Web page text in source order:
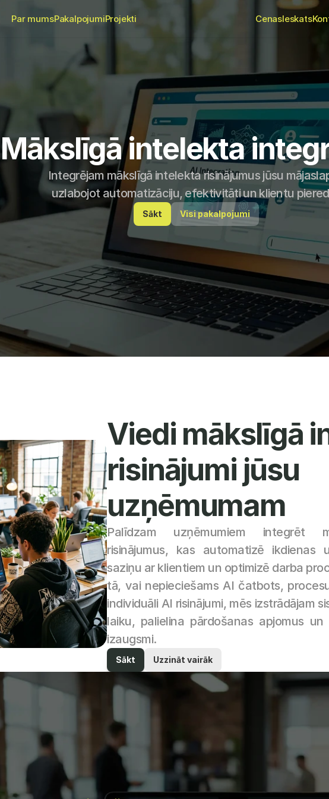
Par mumsPakalpojumiProjekti CenasIeskats
Mākslīgā intelekta
Integrējam mākslīgā intelekta risinājumus jūsu
uzlabojot automatizāciju, efektivitāti un klientu
Sākt Visi pakalpojumi
Viedi mākslīgā
risinājumi jūsu
uzņēmumam
Palīdzam uzņēmumiem integrēt
risinājumus, kas automatizē ikdienas
saziņu ar klientiem un optimizē darba
tā, vai nepieciešams AI čatbots,
individuāli AI risinājumi, mēs izstrādājam
laiku, palielina pārdošanas apjomus
izaugsmi.
Sākt Uzzināt vairāk